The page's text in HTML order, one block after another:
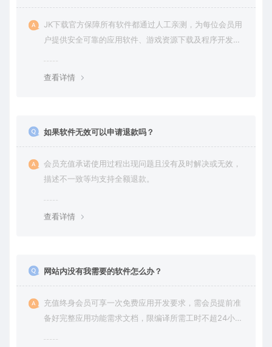
JK下载官方保障所有软件都通过人工亲测，为每位会员用
户提供安全可靠的应用软件、游戏资源下载及程序开发服
查看详情
如果软件无效可以申请退款吗？
会员充值承诺使用过程出现问题且没有及时解决或无效，
描述不一致等均支持全额退款。
查看详情
网站内没有我需要的软件怎么办？
充值终身会员可享一次免费应用开发要求，需会员提前准
备好完整应用功能需求文档，限编译所需工时不超24小